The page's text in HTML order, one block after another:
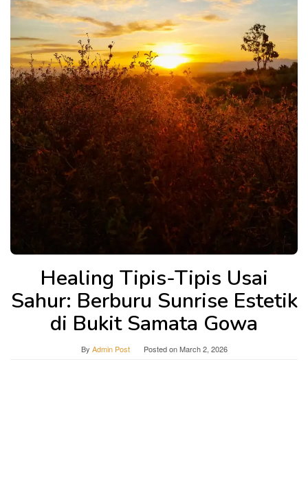
Healing Tipis-Tipis Usai
Sahur: Berburu Sunrise Estetik
di Bukit Samata Gowa
By Admin Post Posted onMarch 2, 2026